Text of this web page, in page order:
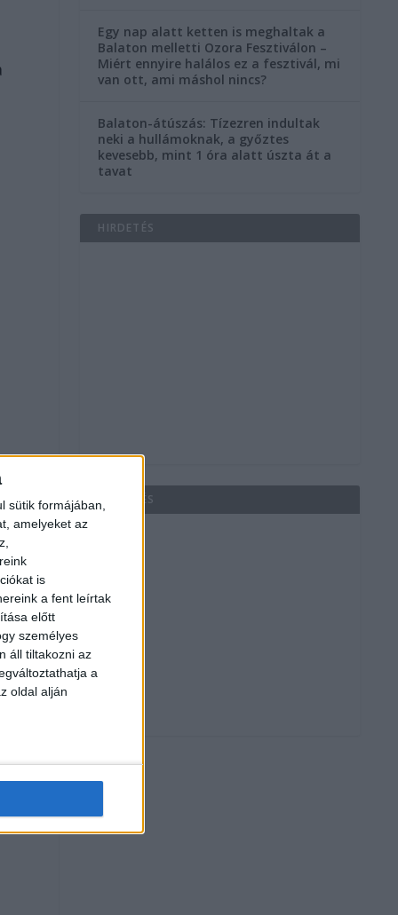
sütik formájában,
amelyeket az
is
a fent leírtak
előtt
személyes
áll tiltakozni az
a
oldal alján
Egy nap alatt ketten is meghaltak a
Balaton melletti Ozora Fesztiválon –
Miért ennyire halálos ez a fesztivál, mi
van ott, ami máshol nincs?
Balaton-átúszás: Tízezren indultak
neki a hullámoknak, a győztes
kevesebb, mint 1 óra alatt úszta át a
tavat
HIRDETÉS
HIRDETÉS